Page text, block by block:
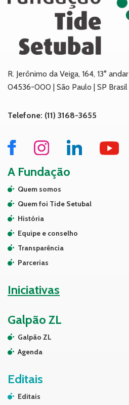
R. Jerônimo da Veiga, 164, 13° andar
04536-000 | São Paulo | SP Brasil
Telefone: (11) 3168-3655
A Fundação
Quem somos
Quem foi Tide Setubal
História
Equipe e conselho
Transparência
Parcerias
Iniciativas
Galpão ZL
Galpão ZL
Agenda
Editais
Editais